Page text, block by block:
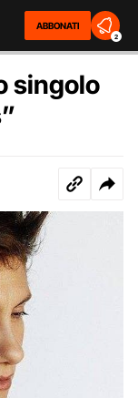
ABBONATI
2
singolo